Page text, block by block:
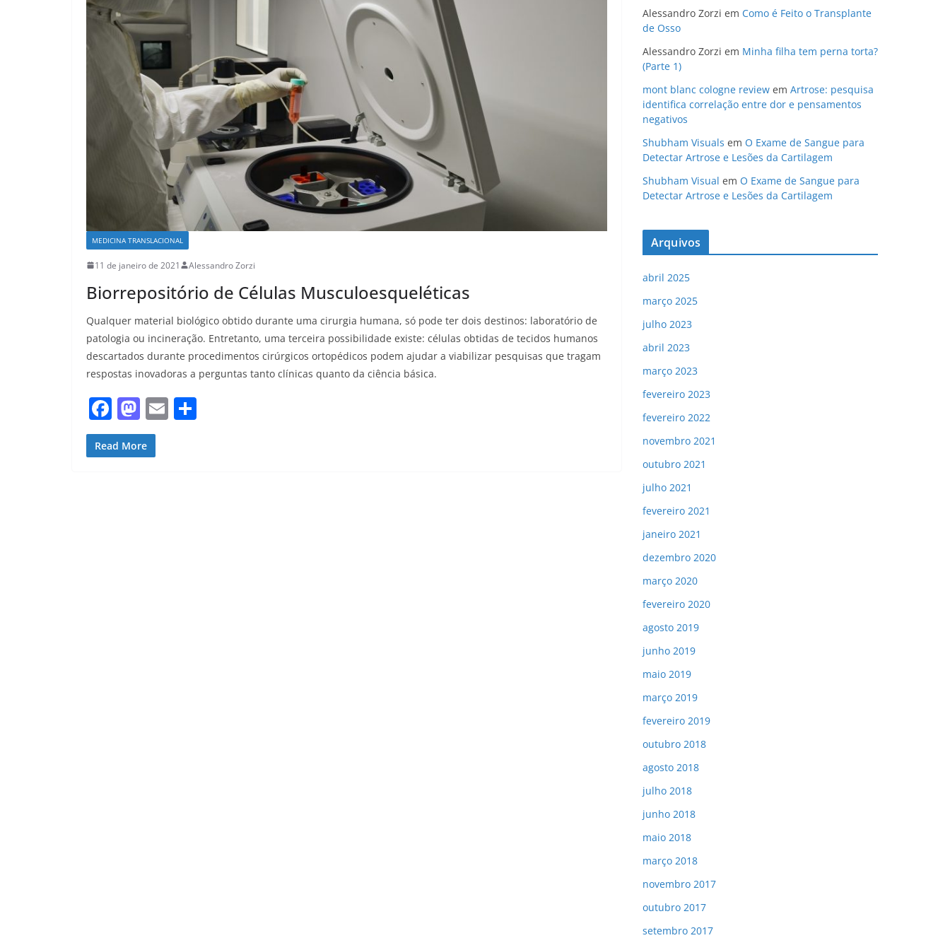
MEDICINA TRANSLACIONAL
11 de janeiro de 2021 Alessandro Zorzi
Biorrepositório de Células Musculoesqueléticas
Qualquer material biológico obtido durante uma cirurgia humana, só pode ter dois destinos: laboratório de
patologia ou incineração. Entretanto, uma terceira possibilidade existe: células obtidas de tecidos humanos
descartados durante procedimentos cirúrgicos ortopédicos podem ajudar a viabilizar pesquisas que tragam
respostas inovadoras a perguntas tanto clínicas quanto da ciência básica.
F
a
c
M
a
st
E
Read More
b
o
o
k
a
m
dI
n
Alessandro Zorzi em Como é Feito o Transplante
de Osso
Alessandro Zorzi em Minha filha tem perna torta?
(Parte 1)
mont blanc cologne review em Artrose: pesquisa
identifica correlação entre dor e pensamentos
negativos
Shubham Visuals em O Exame de Sangue para
Detectar Artrose e Lesões da Cartilagem
Shubham Visual em O Exame de Sangue para
Detectar Artrose e Lesões da Cartilagem
Arquivos
abril 2025
março 2025
julho 2023
abril 2023
março 2023
fevereiro 2023
fevereiro 2022
novembro 2021
outubro 2021
julho 2021
fevereiro 2021
janeiro 2021
dezembro 2020
março 2020
fevereiro 2020
agosto 2019
junho 2019
maio 2019
março 2019
fevereiro 2019
outubro 2018
agosto 2018
julho 2018
junho 2018
maio 2018
março 2018
novembro 2017
outubro 2017
setembro 2017